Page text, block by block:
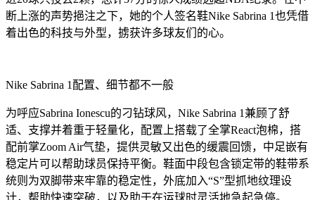
断上涨的声势挹注之下，她的个人签名鞋Nike Sabrina 1也凭借
着出色的科技与外型，掳获许多球友们的心。
Nike Sabrina 1配置、细节都不一般
为呼应Sabrina Ionescu的刁钻球风，Nike Sabrina 1兼顾了舒
适、支撑并着重于轻量化，配置上搭载了全掌React泡棉，搭
配前掌Zoom Air气垫，提供灵敏又出色的缓震回馈，中足嵌有
稳定片可以帮助球员保持平衡。鞋面中段包含锁定带的鞋带系
统则为双脚带来牢靠的稳定性，外底加入“S”型抓地纹理设
计，帮助快速突破，以及助于在运球时灵活地急起急停。